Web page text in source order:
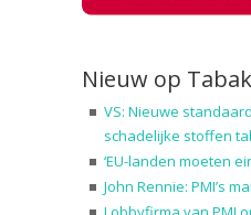
Nieuw op
VS: Nieuwe
schadelijke stoffen
‘EU-landen moeten
John Rennie: PMI’s